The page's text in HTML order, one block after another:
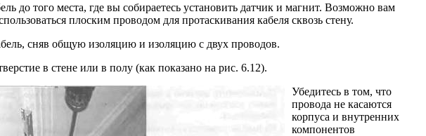
до того места, где вы собираетесь установить датчик и маг­нит. Возможно вам
плоским проводом для про­таскивания кабеля сквозь стену.
сняв общую изоляцию и изоляцию с двух проводов.
в стене или в полу (как показано на рис. 6.12).
Убедитесь в том, что
провода не касаются
корпуса и внутренних
компонентов